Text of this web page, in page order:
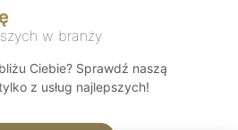
w branży
Ciebie? Sprawdź naszą
z usług najlepszych!